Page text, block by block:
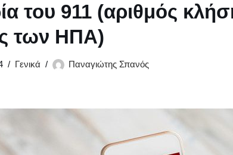
του 911 (αριθμός
των ΗΠΑ)
Γενικά Παναγιώτης Σπανός